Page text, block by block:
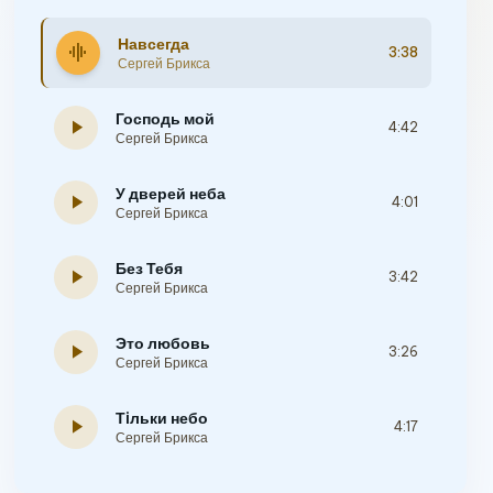
graphic_eq Навсегда
Сергей Брикса
3:38
play_arrow Господь мой
Сергей Брикса
4:42
play_arrow У дверей неба
Сергей Брикса
4:01
play_arrow Без Тебя
Сергей Брикса
3:42
play_arrow Это любовь
Сергей Брикса
3:26
play_arrow Тiльки небо
Сергей Брикса
4:17